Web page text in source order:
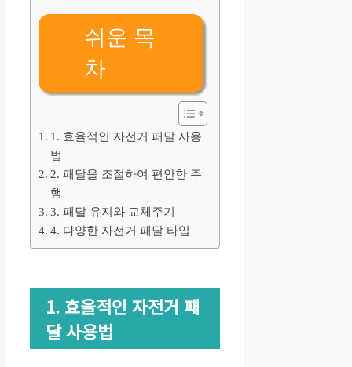
쉬운 목
차
1. 효율적인 자전거 패달 사용
법
2. 패달을 조절하여 편안한 주
행
3. 패달 유지와 교체주기
4. 다양한 자전거 패달 타입
1. 효율적인 자전거 패
달 사용법